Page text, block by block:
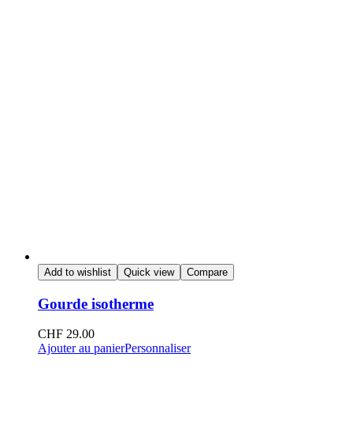
Add to wishlist Quick view Compare
Gourde isotherme
CHF 29.00
Ajouter au panierPersonnaliser